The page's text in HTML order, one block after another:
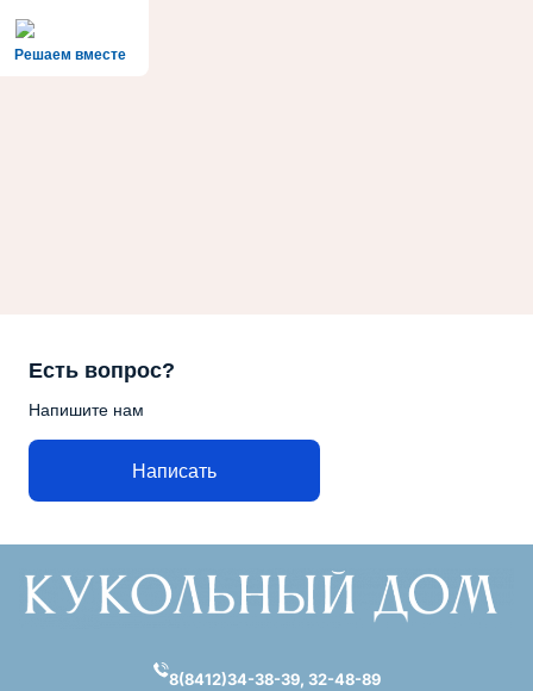
Решаем вместе
Есть вопрос?
Напишите нам
Написать
содержимому
8(8412)34-38-39, 32-48-89